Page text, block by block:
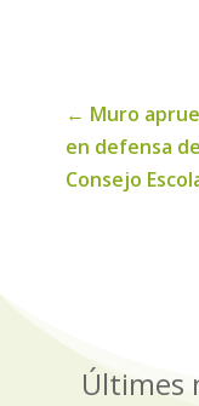
← Muro
en defensa
Consejo
Últimes